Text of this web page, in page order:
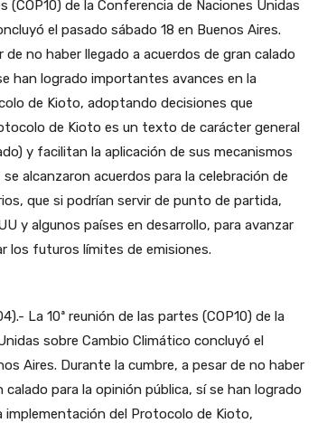
(COP10) de la Conferencia de Naciones Unidas
el pasado sábado 18 en Buenos Aires.
de no haber llegado a acuerdos de gran calado
han logrado importantes avances en la
de Kioto, adoptando decisiones que
de Kioto es un texto de carácter general
y facilitan la aplicación de sus mecanismos
alcanzaron acuerdos para la celebración de
que si podrían servir de punto de partida,
y algunos países en desarrollo, para avanzar
los futuros límites de emisiones.
La 10ª reunión de las partes (COP10) de la
sobre Cambio Climático concluyó el
Aires. Durante la cumbre, a pesar de no haber
calado para la opinión pública, sí se han logrado
del Protocolo de Kioto,